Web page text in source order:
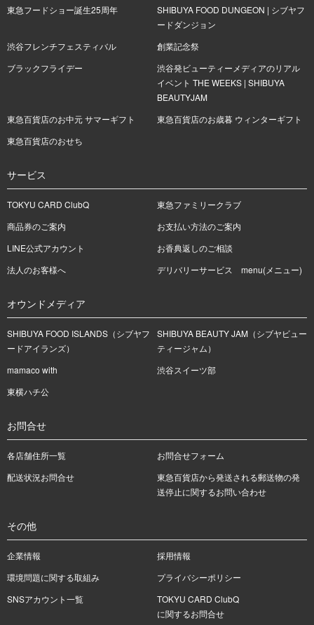
東急フードショー誕生25周年
SHIBUYA FOOD DUNGEON | シブヤフ
ードダンジョン
渋谷フレンチフェスティバル
創業記念祭
ブラックフライデー
渋谷発ビューティーメディアのリアル
イベント THE WEEKS | SHIBUYA
BEAUTYJAM
東急百貨店のお中元 サマーギフト
東急百貨店のお歳暮 ウィンターギフト
東急百貨店のおせち
サービス
TOKYU CARD ClubQ
東急ファミリークラブ
商品券のご案内
お支払い方法のご案内
LINE公式アカウント
お香典返しのご相談
法人のお客様へ
デリバリーサービス menu(メニュー)
オウンドメディア
SHIBUYA FOOD ISLANDS（シブヤフ
ードアイランズ）
SHIBUYA BEAUTY JAM（シブヤビュー
ティージャム）
mamaco with
渋谷スイーツ部
東横ハチ公
お問合せ
各店舗住所一覧
お問合せフォーム
配送状況お問合せ
東急百貨店から発送される郵送物の発
送停止に関するお問い合わせ
その他
企業情報
採用情報
環境問題に関する取組み
プライバシーポリシー
SNSアカウント一覧
TOKYU CARD ClubQ
に関するお問合せ